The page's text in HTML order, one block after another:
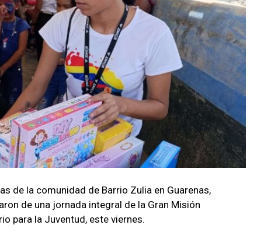
de la comunidad de Barrio Zulia en Guarenas,
de una jornada integral de la Gran Misión
para la Juventud, este viernes.